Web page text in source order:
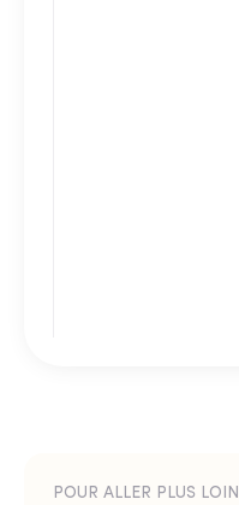
POUR ALLER PLUS LOIN